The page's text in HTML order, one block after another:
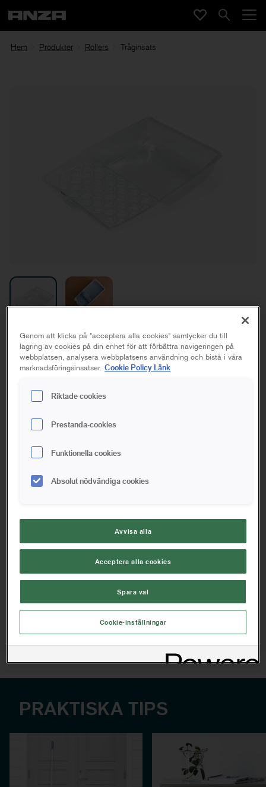
Hem Produkter Rollers Tråginsats
Tråginsats
Altan, Fönster, Golv, Hus, Möbler/snickerier, Tak, Tapetsera,
Spara i favoriter
Transparent tråginsats som passar till Anzas färgtråg 10 cm.
Insatsen gör det enklare att byta mellan olika färger och
Enkelt att byta mellan olika färger
Underlättar rengöringen
HITTA BUTIK NÄRA DIG
Artikelinformation
PRAKTISKA TIPS
Genom att klicka på "acceptera alla cookies" samtycker du till
lagring av cookies på din enhet för att förbättra navigeringen på
webbplatsen, analysera webbplatsens användning och bistå i våra
marknadsföringsinsatser. Cookie Policy Länk
Riktade cookies
Prestanda-cookies
Funktionella cookies
Absolut nödvändiga cookies
Avvisa alla
Acceptera alla cookies
Spara val
Cookie-inställningar